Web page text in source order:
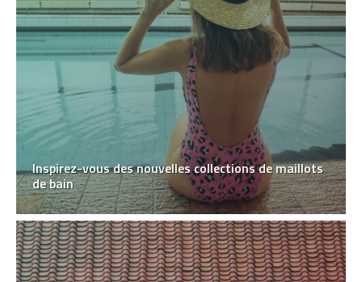
Inspirez-vous des nouvelles collections de maillots
de bain